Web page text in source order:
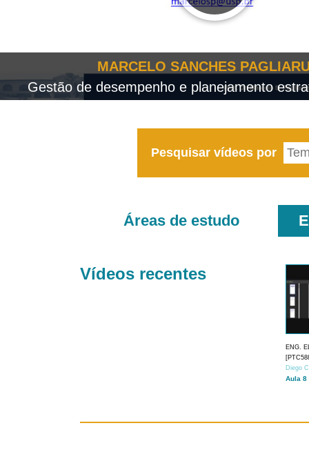
MARCELO SANCHES
Gestão de desempenho e planejamento
Pesquisar vídeos por
Áreas de estudo
Vídeos recentes
ENG.
Diego
Aula 8